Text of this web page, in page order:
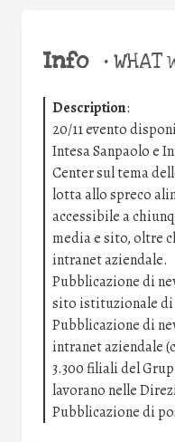
Info •WHAT
Description:
20/11 evento
Intesa Sanpaolo e
Center sul tema
lotta allo spreco
accessibile a
media e sito, oltre
intranet aziendale.
Pubblicazione di
sito istituzionale di
Pubblicazione di
intranet aziendale
3.300 filiali del
lavorano nelle
Pubblicazione di